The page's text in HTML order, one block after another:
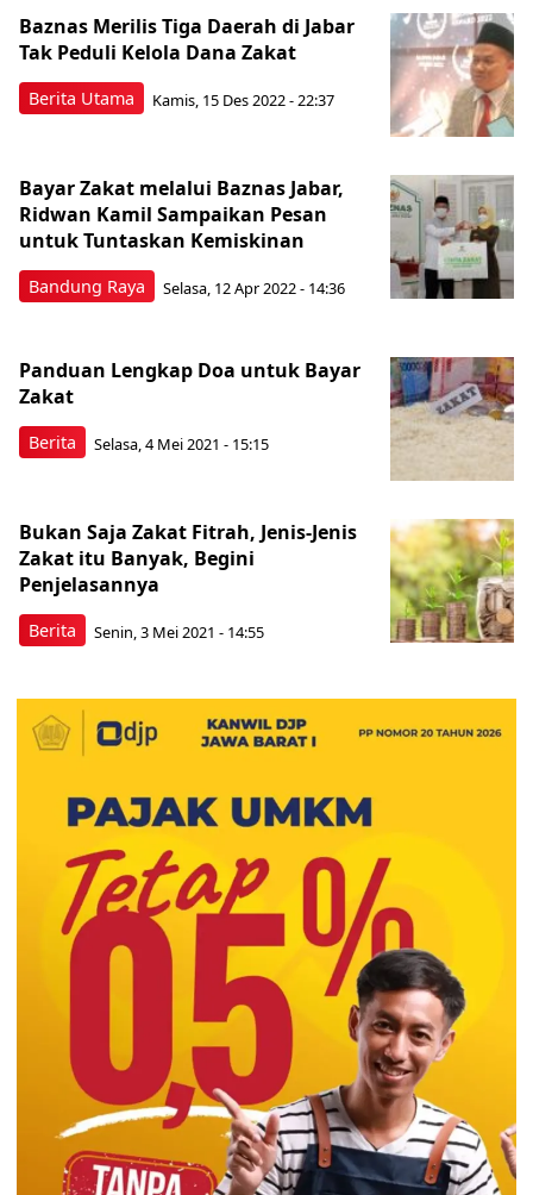
Berita Utama
Baznas Merilis Tiga Daerah di Jabar
Tak Peduli Kelola Dana Zakat
Kamis, 15 Des 2022 - 22:37
Bandung Raya
Bayar Zakat melalui Baznas Jabar,
Ridwan Kamil Sampaikan Pesan
untuk Tuntaskan Kemiskinan
Selasa, 12 Apr 2022 - 14:36
Berita
Panduan Lengkap Doa untuk Bayar
Zakat
Selasa, 4 Mei 2021 - 15:15
Berita
Bukan Saja Zakat Fitrah, Jenis-Jenis
Zakat itu Banyak, Begini
Penjelasannya
Senin, 3 Mei 2021 - 14:55